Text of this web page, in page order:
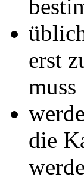
erst
muss
die